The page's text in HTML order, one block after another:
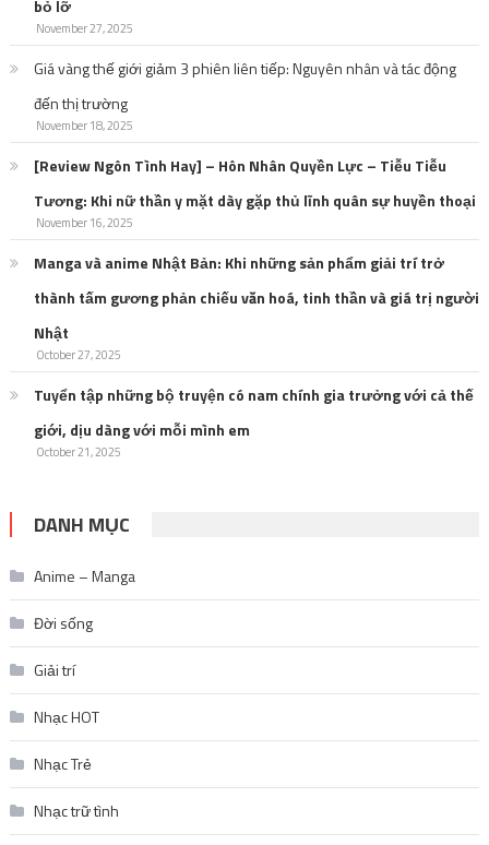
bỏ lỡ
November 27, 2025
Giá vàng thế giới giảm 3 phiên liên tiếp: Nguyên nhân và tác động
đến thị trường
November 18, 2025
[Review Ngôn Tình Hay] – Hôn Nhân Quyền Lực – Tiễu Tiễu
Tương: Khi nữ thần y mặt dày gặp thủ lĩnh quân sự huyền thoại
November 16, 2025
Manga và anime Nhật Bản: Khi những sản phẩm giải trí trở
thành tấm gương phản chiếu văn hoá, tinh thần và giá trị người
Nhật
October 27, 2025
Tuyển tập những bộ truyện có nam chính gia trưởng với cả thế
giới, dịu dàng với mỗi mình em
October 21, 2025
DANH MỤC
Anime – Manga
Đời sống
Giải trí
Nhạc HOT
Nhạc Trẻ
Nhạc trữ tình